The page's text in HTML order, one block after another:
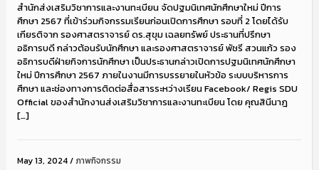
สำนักส่งเสริมวิชาการและงานทะเบียน จัดปฐมนิเทศนักศึกษาใหม่ ปีการ
ศึกษา 2567 ที่เข้าร่วมกิจกรรมเรียนก่อนเปิดการศึกษา รอบที่ 2 โดยได้รับ
เกียรติจาก รองศาสตราจารย์ ดร.สุขุม เฉลยทรัพย์ ประธานที่ปรึกษา
อธิการบดี กล่าวต้อนรับนักศึกษา และรองศาสตราจารย์ พัชรี สวนแก้ว รอง
อธิการบดีฝ่ายกิจการนักศึกษา เป็นประธานกล่าวเปิดการปฐมนิเทศนักศึกษา
ใหม่ ปีการศึกษา 2567 ภายในงานมีการบรรยายในหัวข้อ ระบบบริหารการ
ศึกษา และช่องทางการติดต่อสื่อสารระหว่างเรียน Facebook/ Regis SDU
Official ของสำนักงานส่งเสริมวิชาการและงานทะเบียน โดย คุณสินีนาฎ
[…]
May 13, 2024/ภาพกิจกรรม